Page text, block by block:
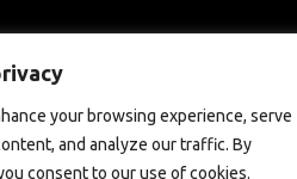
your browsing experience, serve
and analyze our traffic. By
consent to our use of cookies.